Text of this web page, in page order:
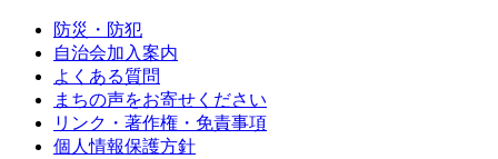
防災・防犯
自治会加入案内
よくある質問
まちの声をお寄せください
リンク・著作権・免責事項
個人情報保護方針